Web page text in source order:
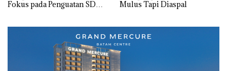
Fokus pada Penguatan SDM,
Mulus Tapi Diaspal